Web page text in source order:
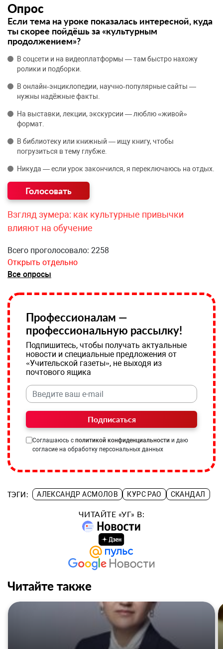
Опрос
Если тема на уроке показалась интересной, куда
ты скорее пойдёшь за «культурным
продолжением»?
В соцсети и на видеоплатформы — там быстро нахожу
ролики и подборки.
В онлайн‑энциклопедии, научно‑популярные сайты —
нужны надёжные факты.
На выставки, лекции, экскурсии — люблю «живой»
формат.
В библиотеку или книжный — ищу книгу, чтобы
погрузиться в тему глубже.
Никуда — если урок закончился, я переключаюсь на отдых.
Взгляд зумера: как культурные привычки
влияют на обучение
Всего проголосовало: 2258
Открыть отдельно
Все опросы
Профессионалам —
профессиональную рассылку!
Подпишитесь, чтобы получать актуальные
новости и специальные предложения от
«Учительской газеты», не выходя из
почтового ящика
Подписаться
Соглашаюсь с политикой конфиденциальности и даю
согласие на обработку персональных данных
ТЭГИ: АЛЕКСАНДР АСМОЛОВ КУРС РАО СКАНДАЛ
ЧИТАЙТЕ «УГ» В:
Читайте также